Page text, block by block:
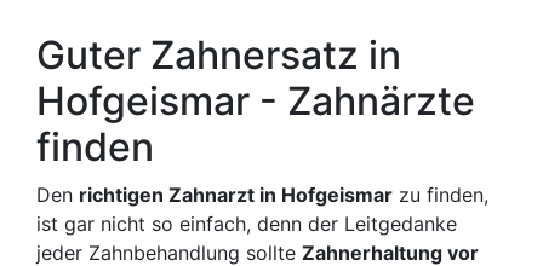
Guter Zahnersatz in
Hofgeismar - Zahnärzte
finden
Den richtigen Zahnarzt in Hofgeismar zu finden,
ist gar nicht so einfach, denn der Leitgedanke
jeder Zahnbehandlung sollte Zahnerhaltung vor